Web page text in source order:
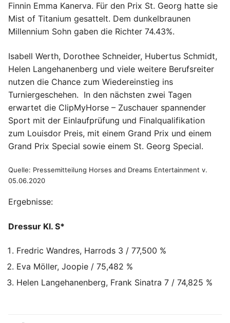
Finnin Emma Kanerva. Für den Prix St. Georg hatte sie
Mist of Titanium gesattelt. Dem dunkelbraunen
Millennium Sohn gaben die Richter 74.43%.
Isabell Werth, Dorothee Schneider, Hubertus Schmidt,
Helen Langehanenberg und viele weitere Berufsreiter
nutzen die Chance zum Wiedereinstieg ins
Turniergeschehen. In den nächsten zwei Tagen
erwartet die ClipMyHorse – Zuschauer spannender
Sport mit der Einlaufprüfung und Finalqualifikation
zum Louisdor Preis, mit einem Grand Prix und einem
Grand Prix Special sowie einem St. Georg Special.
Quelle: Pressemitteilung Horses and Dreams Entertainment v.
05.06.2020
Ergebnisse:
Dressur Kl. S*
Fredric Wandres, Harrods 3 / 77,500 %
Eva Möller, Joopie / 75,482 %
Helen Langehanenberg, Frank Sinatra 7 / 74,825 %